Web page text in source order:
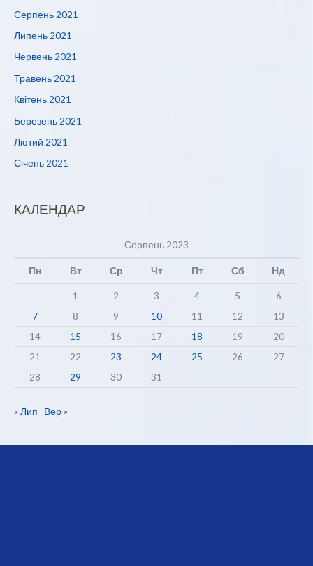
Серпень 2021
Липень 2021
Червень 2021
Травень 2021
Квітень 2021
Березень 2021
Лютий 2021
Січень 2021
КАЛЕНДАР
Серпень 2023
Пн Вт Ср Чт Пт Сб Нд
1 2 3 4 5
6
7
8 9 10 11 12
13
14
15 16 17 18 19
20
21
22 23 24 25 26
27
28
29 30 31
« Лип Вер »